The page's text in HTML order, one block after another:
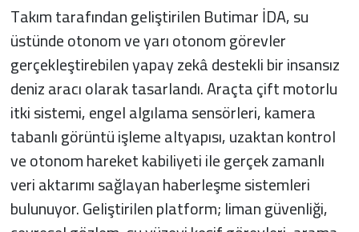
Takım tarafından geliştirilen Butimar İDA, su
üstünde otonom ve yarı otonom görevler
gerçekleştirebilen yapay zekâ destekli bir insansız
deniz aracı olarak tasarlandı. Araçta çift motorlu
itki sistemi, engel algılama sensörleri, kamera
tabanlı görüntü işleme altyapısı, uzaktan kontrol
ve otonom hareket kabiliyeti ile gerçek zamanlı
veri aktarımı sağlayan haberleşme sistemleri
bulunuyor. Geliştirilen platform; liman güvenliği,